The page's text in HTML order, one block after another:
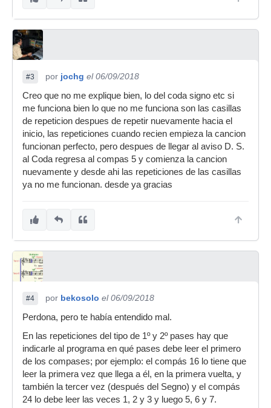
#3 por jochg el 06/09/2018
Creo que no me explique bien, lo del coda signo etc si
me funciona bien lo que no me funciona son las casillas
de repeticion despues de repetir nuevamente hacia el
inicio, las repeticiones cuando recien empieza la cancion
funcionan perfecto, pero despues de llegar al aviso D. S.
al Coda regresa al compas 5 y comienza la cancion
nuevamente y desde ahi las repeticiones de las casillas
ya no me funcionan. desde ya gracias
#4 por bekosolo el 06/09/2018
Perdona, pero te había entendido mal.
En las repeticiones del tipo de 1º y 2º pases hay que
indicarle al programa en qué pases debe leer el primero
de los compases; por ejemplo: el compás 16 lo tiene que
leer la primera vez que llega a él, en la primera vuelta, y
también la tercer vez (después del Segno) y el compás
24 lo debe leer las veces 1, 2 y 3 y luego 5, 6 y 7.